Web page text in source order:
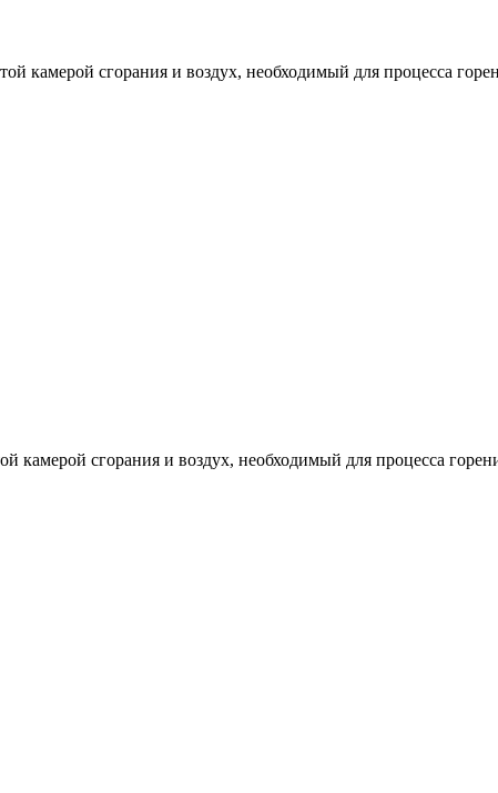
камерой сгорания и воздух, необходимый для процесса
сгорания и воздух, необходимый для процесса